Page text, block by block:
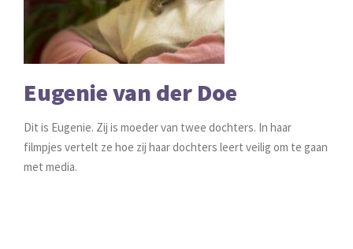
Eugenie van der Doe
Dit is Eugenie. Zij is moeder van twee dochters. In haar
filmpjes vertelt ze hoe zij haar dochters leert veilig om te gaan
met media.